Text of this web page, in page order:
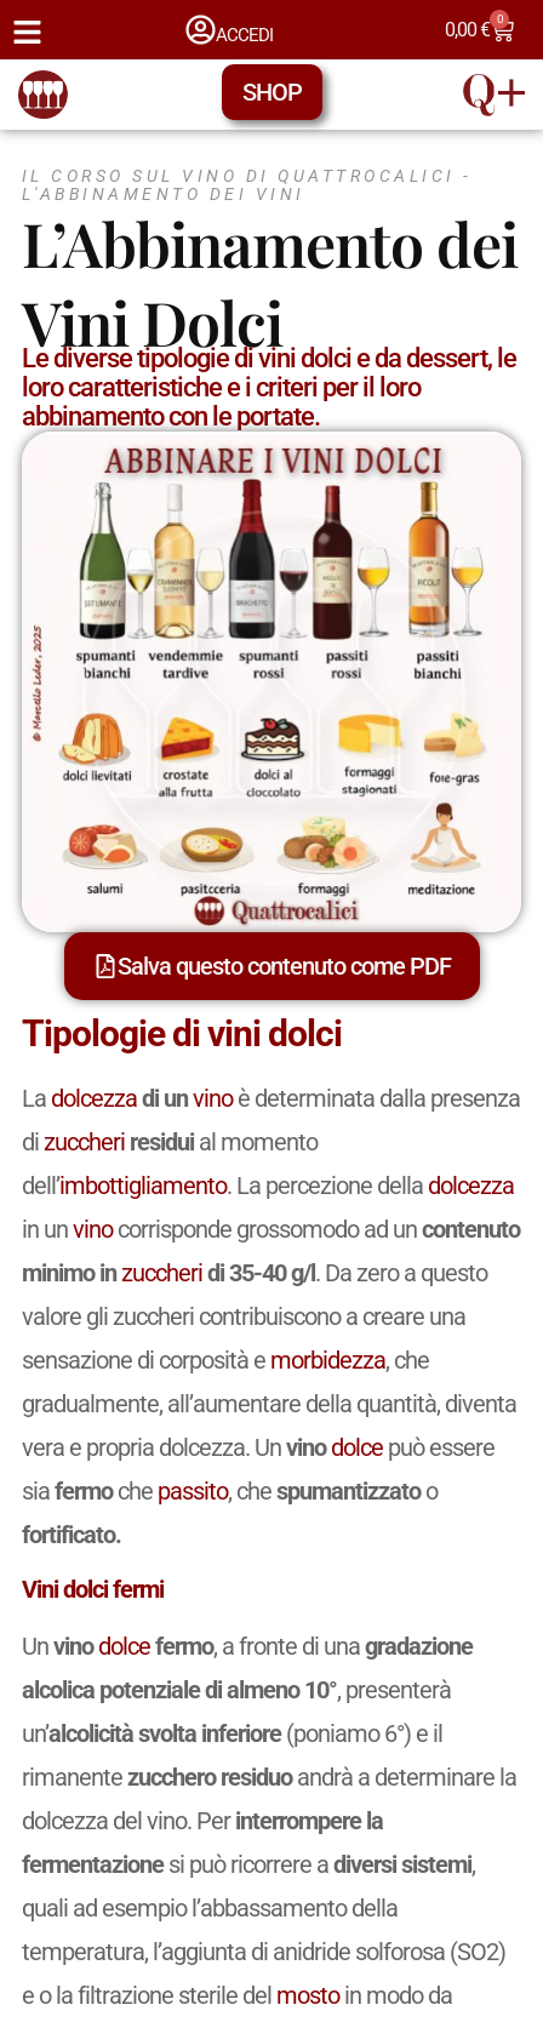
ACCEDI 0,00€ 0
SHOP
IL CORSO SUL VINO DI QUATTROCALICI -
L'ABBINAMENTO DEI VINI
L’Abbinamento dei
Vini Dolci
Le diverse tipologie di vini dolci e da dessert, le
loro caratteristiche e i criteri per il loro
abbinamento con le portate.
Salva questo contenuto come PDF
Tipologie di vini dolci
La dolcezzadi unvinoè determinata dalla presenza
di zuccheriresiduial momento
dell’imbottigliamento. La percezione della dolcezza
in unvinocorrisponde grossomodo ad uncontenuto
minimo inzuccheridi 35-40 g/l. Da zero a questo
valore gli zuccheri contribuiscono a creare una
sensazione di corposità e morbidezza, che
gradualmente, all’aumentare della quantità, diventa
vera e propria dolcezza. Unvinodolcepuò essere
siafermoche passito, chespumantizzatoo
fortificato.
Vini dolci fermi
Unvinodolcefermo, a fronte di unagradazione
alcolica potenziale di almeno 10°, presenterà
un’alcolicità svolta inferiore(poniamo 6°) e il
rimanentezucchero residuoandrà a determinare la
dolcezza del vino. Perinterrompere la
fermentazionesi può ricorrere adiversi sistemi,
quali ad esempio l’abbassamento della
temperatura, l’aggiunta di anidride solforosa (SO2)
e o la filtrazione sterile del mostoin modo da